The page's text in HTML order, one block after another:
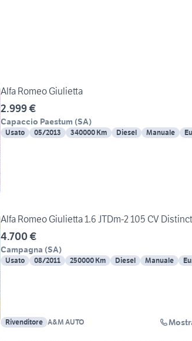
Alfa Romeo Giulietta
2.999 €
Capaccio Paestum (SA)
Usato 05/2013 340000 Km Diesel Manuale
Alfa Romeo Giulietta 1.6 JTDm-2 105 CV
4.700 €
Campagna (SA)
Usato 08/2011 250000 Km Diesel Manuale
Rivenditore A&M AUTO